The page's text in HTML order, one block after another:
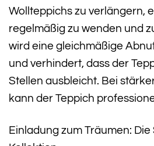
Wollteppichs zu verlängern,
regelmäßig zu wenden und
wird eine gleichmäßige
und verhindert, dass der
Stellen ausbleicht. Bei
kann der Teppich
Einladung zum Träumen: Die